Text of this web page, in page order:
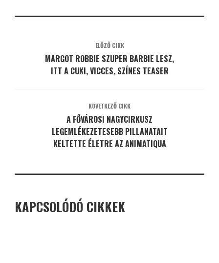
ELŐZŐ CIKK
MARGOT ROBBIE SZUPER BARBIE LESZ,
ITT A CUKI, VICCES, SZÍNES TEASER
KÖVETKEZŐ CIKK
A FŐVÁROSI NAGYCIRKUSZ
LEGEMLÉKEZETESEBB PILLANATAIT
KELTETTE ÉLETRE AZ ANIMATIQUA
KAPCSOLÓDÓ CIKKEK